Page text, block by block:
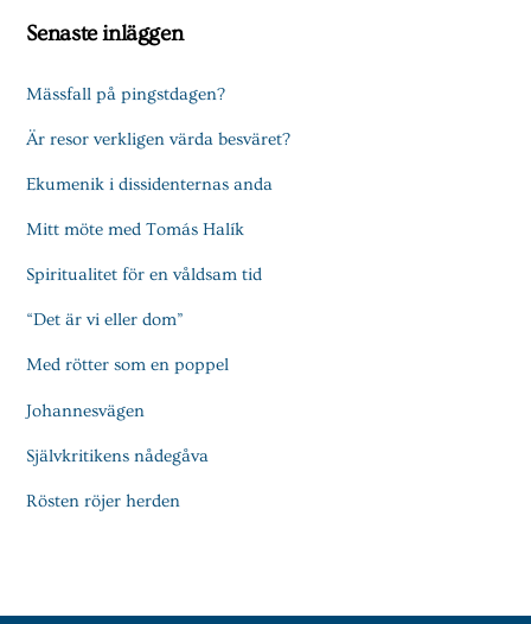
Senaste inläggen
Mässfall på pingstdagen?
Är resor verkligen värda besväret?
Ekumenik i dissidenternas anda
Mitt möte med Tomás Halík
Spiritualitet för en våldsam tid
“Det är vi eller dom”
Med rötter som en poppel
Johannesvägen
Självkritikens nådegåva
Rösten röjer herden